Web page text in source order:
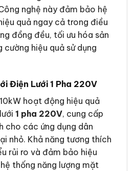
nghệ này đảm bảo hệ
quả ngay cả trong điều
đồng đều, tối ưu hóa sản
cường hiệu quả sử dụng
Điện Lưới 1 Pha 220V
hoạt động hiệu quả
1 pha 220V, cung cấp
cho các ứng dụng dân
nhỏ. Khả năng tương thích
rủi ro và đảm bảo hiệu
thống năng lượng mặt